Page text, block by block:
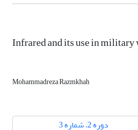
Infrared and its use in military
Mohammadreza Razmkhah
دوره 2، شماره 3